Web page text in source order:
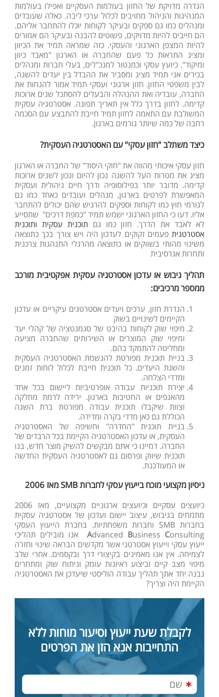
הגדרה מדויקת של החזון בעולמות העסקיים ואפילו בעולמות
המנהיגות והניהול מחויבים לכלול ערכי ליבה. כאלה שעובדים
ומנהלים כמו גם ספקים ובעיקר לקוחות יוכלו להתחבר אליהם.
הם חייבים להיות מדויקים, פשוטים להבנה ובעיקר הם אמורים
להיות המצפן הארגוני והעסקי. כזה שמראה תמיד את הכיוון
ומציג התראות כל פעם שהחברה או הארגון "מאבד כיוון
ומיקוד". כיועץ עסקי וכמנטור למנכ"לים, בעלי חברות ומנהלים
בכירים אני תמיד מציג ומסביר את ההבדל בין יעדים להשגה,
לבין משפטי החזון. חזון ארגוני ועסקי תמיד אמור להנחות את
החברה, עובדיה ואת ההנהלה והבעלים להסתכל שנים ארוכות
קדימה. לחזון בדרך כלל אין תאריך תפוגה. אסטרטגיה עסקית
המשולבת עם התאמה לחזון תמיד חייבת להתבצע עם הסכמה
רחבה של כמה שיותר גורמים בארגון.
כיצד משתלב "חזון עסקי" עם האסטרטגיה העסקית?
חזון עסקי איכותי מהווה את "חוקי היסוד" של החברה או הארגון
מציג את מטרות העל להשגה נכון להיום ונכון לשנים ארוכות
קדימה. מדובר יותר בפילוסופיה ודרך חיים ניהולית ועסקית
המאפשרת לפרטים בארגון, מנהלים ועובדים כאחד כמו גם
לגורמי חוץ כמו לקוחות וספקים להרגיש שהם יכולים להתחבר
אליו. דעו כי החזון הארגוני ישמש תמיד "כמפת דרכים" שתסייע
לא לאבד את הדרך. חזון כמו גם תוכנית עסקית ותוכנית
אסטרטגית פעמים זקוקים לעדכון היה ויש צורך בכך כתוצאה
משינוי מהותי בשווקים או כתוצאה מהרגלי התנהגות צרכנית
ותחרות אגרסיבית
תהליך גיבוש או עדכון אסטרטגיה עסקית אפקטיבית מורכב
ממספר מרכיבים:
הגדרת חזון, ערכים ויעדים אסטרטגים עיקריים או עדכון
הקיימים לשינויים בשוק
מיפוי שוק לקוחות בהיבט של סגמנטציה של קהלי יעד
ומיפוי שוק המוצרים או השירותים שהחברה מציעה
ומחליטה להתמקד בהם.
בניית תוכנית מפורטת להגשמת האסטרטגיה העסקית
והשגת היעדים. כל תוכנית חייבת לכלול לוחות זמנים
ומדדי הצלחה.
יצירת תוכניות עבודה אופרטיביות ליישום בכל אחד
מהאגפים או החטיבות בארגון. ירידה לרמת מחלקה
וצוות שיקבלו תוכנית עבודה מפורטת ברת השגה
הכוללת גם כאן מדדי בקרה ומדידה.
בניית תוכנית "החדרה" וחשיפה של האסטרטגיה
העסקית, או עדכון האסטרטגיה הקיימת בכל הרבדים של
החברה. דמיינו כי אתם מבקשים להשיק מוצר חדש, בנו
תוכנית שיווק ופרסום גם לאסטרטגיה העסקית החדשה
או המעודכנת.
ניסיון מקצועי מוכח בייעוץ עסקי לחברותSMBמאז 2006
כיועצים עסקיים וכיועצים ארגוניים מקצועיים, מאז 2006
מתמחים בגיבוש, עיצוב יישום ועדכון של אסטרטגיה עסקית
בחברות SMB וחברות משפחתיות. בחברת הייעוץ העסקי
Advanced Business C
onsulting אנו מובילים תהליכי
ייעוץ עסקי וייעוץ אסטרטגי אשר מקדשים הבראה שינוי וחזרה
לצמיחה. אין אנו מאמינים בקיצורי דרך ובקסמים. אחרי שלב
מיפוי מצב קיים וביצוע ראיונות עומק וניתוח שוק ומתחרים
נבנה יחד אתך תהליך עבודה הוליסטי שיעדכן את האסטרטגיה
הקיימת היה וצריך?
לקבלת שעת ייעוץ וסיעור מוחות ללא
התחייבות אנא הזן את הפרטים